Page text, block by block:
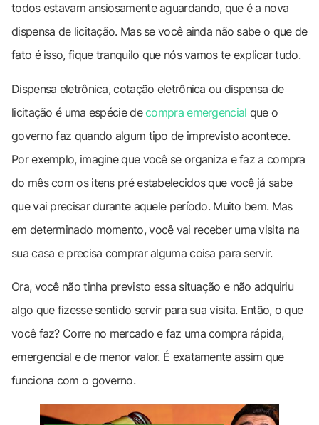
todos estavam ansiosamente aguardando, que é a nova
dispensa de licitação. Mas se você ainda não sabe o que de
fato é isso, fique tranquilo que nós vamos te explicar tudo.
Dispensa eletrônica, cotação eletrônica ou dispensa de
licitação é uma espécie decompra emergencial que o
governo faz quando algum tipo de imprevisto acontece.
Por exemplo, imagine que você se organiza e faz a compra
do mês com os itens pré estabelecidos que você já sabe
que vai precisar durante aquele período. Muito bem. Mas
em determinado momento, você vai receber uma visita na
sua casa e precisa comprar alguma coisa para servir.
Ora, você não tinha previsto essa situação e não adquiriu
algo que fizesse sentido servir para sua visita. Então, o que
você faz? Corre no mercado e faz uma compra rápida,
emergencial e de menor valor. É exatamente assim que
funciona com o governo.